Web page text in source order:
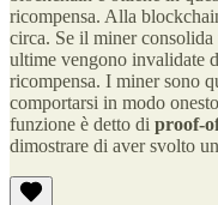
ricompensa. Alla
circa. Se il miner
ultime vengono invalidate
ricompensa. I miner sono
comportarsi in modo
funzione è detto di proof-
dimostrare di aver svolto